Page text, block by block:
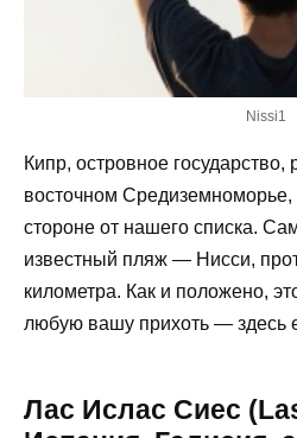
Nissi1
Кипр, островное
восточном Средиземноморье,
стороне от нашего списка.
известный пляж — Нисси,
километра. Как и положено,
любую вашу прихоть — здесь
Лас Ислас Сиес